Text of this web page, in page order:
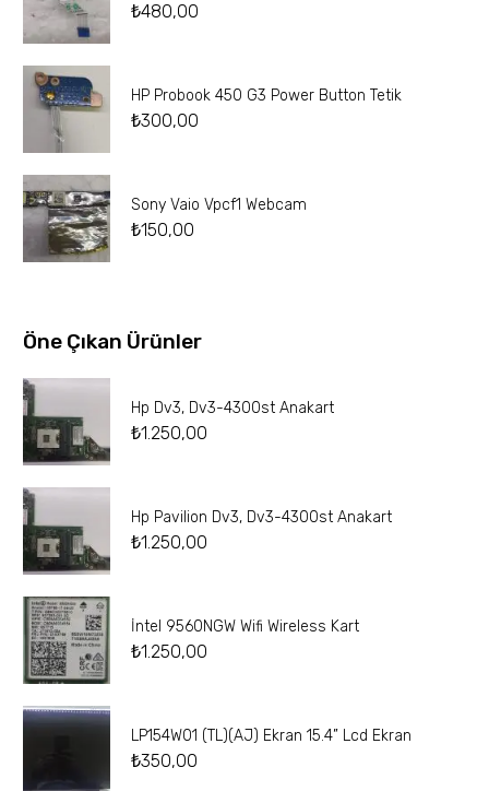
₺480,00
HP Probook 450 G3 Power Button Tetik
₺300,00
Sony Vaio Vpcf1 Webcam
₺150,00
Öne Çıkan Ürünler
Hp Dv3, Dv3-4300st Anakart
₺1.250,00
Hp Pavilion Dv3, Dv3-4300st Anakart
₺1.250,00
İntel 9560NGW Wifi Wireless Kart
₺1.250,00
LP154W01 (TL)(AJ) Ekran 15.4” Lcd Ekran
₺350,00